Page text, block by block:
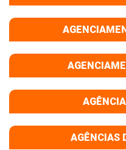
AGÊNCIAS